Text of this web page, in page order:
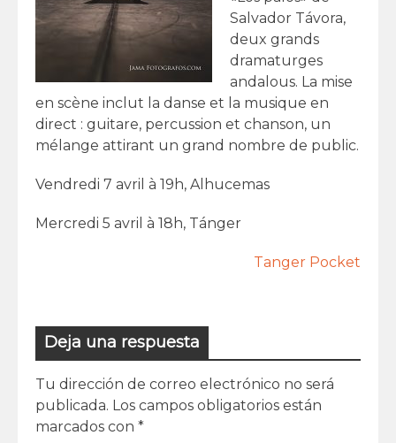
Salvador Távora,
deux grands
dramaturges
andalous. La mise
en scène inclut la danse et la musique en
direct : guitare, percussion et chanson, un
mélange attirant un grand nombre de public.
Vendredi 7 avril à 19h, Alhucemas
Mercredi 5 avril à 18h, Tánger
Tanger Pocket
Deja una respuesta
Tu dirección de correo electrónico no será
publicada. Los campos obligatorios están
marcados con *